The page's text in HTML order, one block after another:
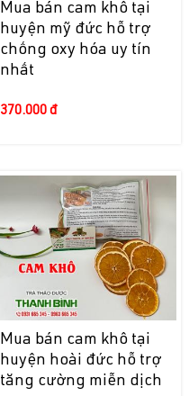
Mua bán cam khô tại
huyện mỹ đức hỗ trợ
chống oxy hóa uy tín
nhất
370.000 đ
Mua bán cam khô tại
huyện hoài đức hỗ trợ
tăng cường miễn dịch